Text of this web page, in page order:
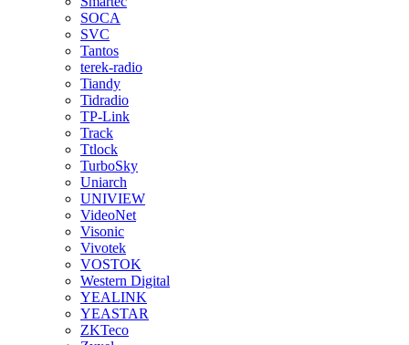
SOCA
SVC
Tantos
terek-radio
Tiandy
Tidradio
TP-Link
Track
Ttlock
TurboSky
Uniarch
UNIVIEW
VideoNet
Visonic
Vivotek
VOSTOK
Western Digital
YEALINK
YEASTAR
ZKTeco